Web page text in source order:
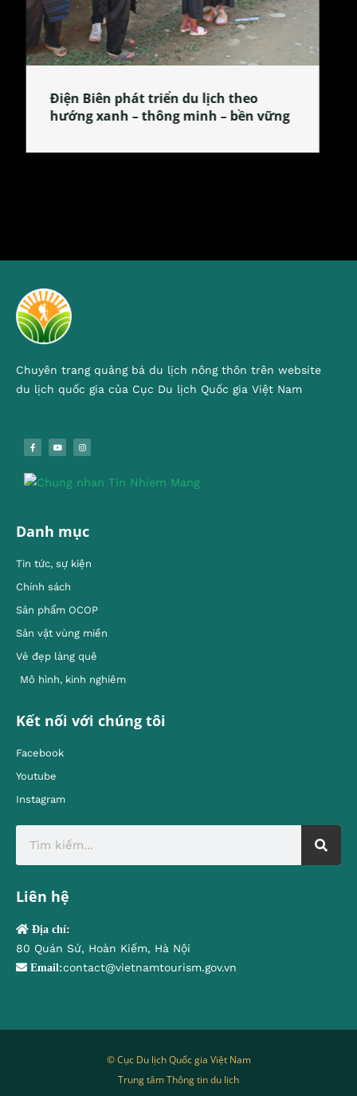
Làng làm bánh tẻ Phú Nhi – nơi lan
tỏa đặc sản xứ Đoài
Chuyên trang quảng bá du lịch nông thôn trên website
du lịch quốc gia của Cục Du lịch Quốc gia Việt Nam
Danh mục
Tin tức, sự kiện
Chính sách
Sản phẩm OCOP
Sản vật vùng miền
Vẻ đẹp làng quê
Mô hình, kinh nghiêm
Kết nối với chúng tôi
Facebook
Youtube
Instagram
Liên hệ
Địa chỉ:
80 Quán Sứ, Hoàn Kiếm, Hà Nội
Email:contact@vietnamtourism.gov.vn
© Cục Du lịch Quốc gia Việt Nam
Trung tâm Thông tin du lịch